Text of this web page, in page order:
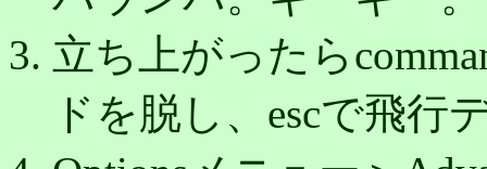
立ち上がったら
ドを脱し、escで飛行